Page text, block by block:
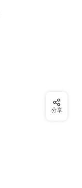
分享